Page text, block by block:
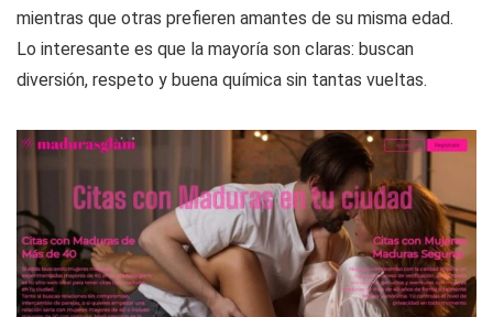
mientras que otras prefieren amantes de su misma edad.
Lo interesante es que la mayoría son claras: buscan
diversión, respeto y buena química sin tantas vueltas.